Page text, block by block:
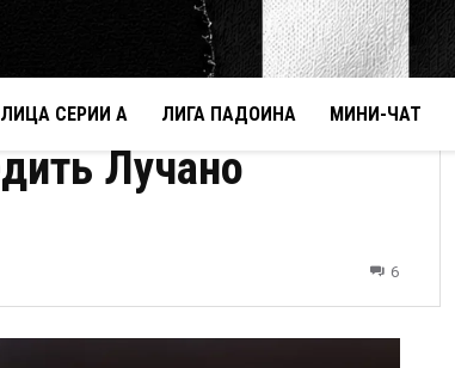
СЕРИИ А ЛИГА ПАДОИНА МИНИ-ЧАТ
Лучано
6